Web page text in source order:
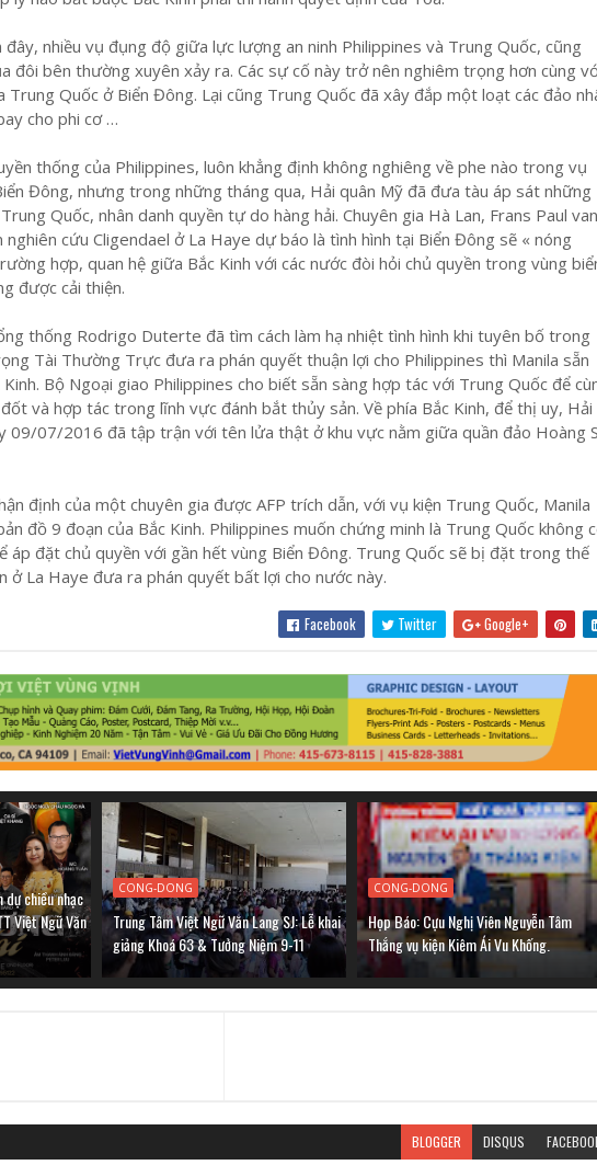
nhiều vụ đụng độ giữa lực lượng an ninh Philippines và Trung Quốc, cũng
đôi bên thường xuyên xảy ra. Các sự cố này trở nên nghiêm trọng hơn cùng
Trung Quốc ở Biển Đông. Lại cũng Trung Quốc đã xây đắp một loạt các đảo
cho phi cơ …
thống của Philippines, luôn khẳng định không nghiêng về phe nào trong vụ
Đông, nhưng trong những tháng qua, Hải quân Mỹ đã đưa tàu áp sát những
Quốc, nhân danh quyền tự do hàng hải. Chuyên gia Hà Lan, Frans Paul van
cứu Cligendael ở La Haye dự báo là tình hình tại Biển Đông sẽ « nóng
hợp, quan hệ giữa Bắc Kinh với các nước đòi hỏi chủ quyền trong vùng
được cải thiện.
thống Rodrigo Duterte đã tìm cách làm hạ nhiệt tình hình khi tuyên bố trong
Tài Thường Trực đưa ra phán quyết thuận lợi cho Philippines thì Manila sẵn
Bộ Ngoại giao Philippines cho biết sẵn sàng hợp tác với Trung Quốc để
và hợp tác trong lĩnh vực đánh bắt thủy sản. Về phía Bắc Kinh, để thị uy, Hải
09/07/2016 đã tập trận với tên lửa thật ở khu vực nằm giữa quần đảo Hoàng
định của một chuyên gia được AFP trích dẫn, với vụ kiện Trung Quốc, Manila
đồ 9 đoạn của Bắc Kinh. Philippines muốn chứng minh là Trung Quốc không
áp đặt chủ quyền với gần hết vùng Biển Đông. Trung Quốc sẽ bị đặt trong thế
ở La Haye đưa ra phán quyết bất lợi cho nước này.
Facebook Twitter Google+
dự chiều nhạc
Việt Ngữ Văn
CONG-DONG
Trung Tâm Việt Ngữ Văn Lang SJ: Lễ khai
giảng Khoá 63 & Tưởng Niệm 9-11
CONG-DONG
Họp Báo: Cựu Nghị Viên Nguyễn Tâm
Thắng vụ kiện Kiêm Ái Vu Khống.
BLOGGER DISQUS